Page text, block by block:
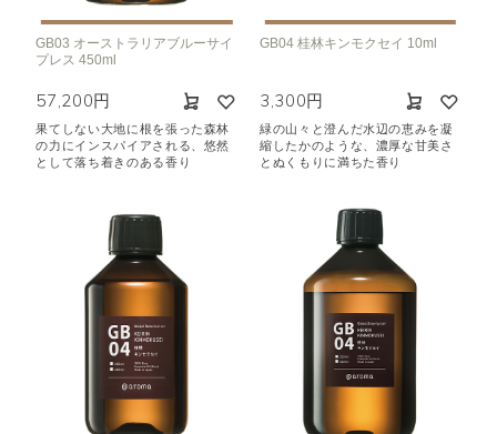
GB03 オーストラリアブルーサイ
プレス 450ml
57,200円
果てしない大地に根を張った森林
の力にインスパイアされる、悠然
として落ち着きのある香り
GB04 桂林キンモクセイ 10ml
3,300円
緑の山々と澄んだ水辺の恵みを凝
縮したかのような、濃厚な甘美さ
とぬくもりに満ちた香り